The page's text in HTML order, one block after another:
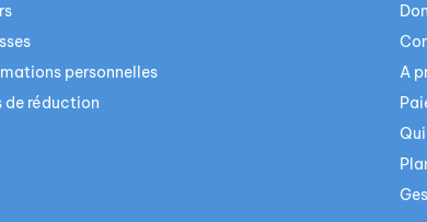
personnelles
de réduction
A